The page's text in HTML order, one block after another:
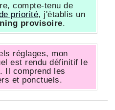
compte-tenu de
priorité, j'établis un
provisoire.
réglages, mon
est rendu définitif le
Il comprend les
et ponctuels.